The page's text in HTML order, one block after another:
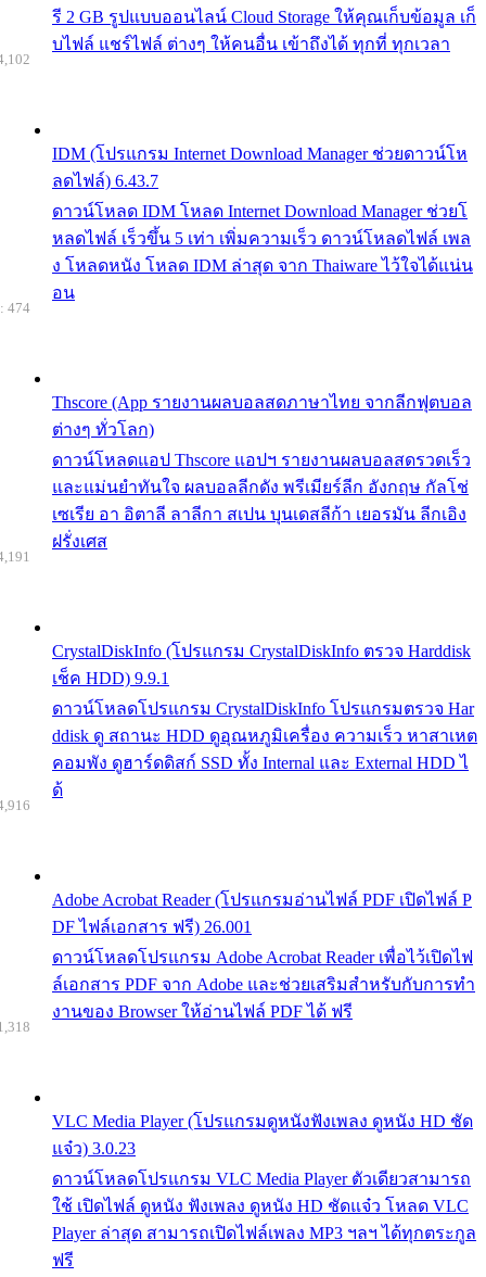
รี 2 GB รูปแบบออนไลน์ Cloud Storage ให้คุณเก็บข้อมูล เก็
บไฟล์ แชร์ไฟล์ ต่างๆ ให้คนอื่น เข้าถึงได้ ทุกที่ ทุกเวลา
IDM (โปรแกรม Internet Download Manager ช่วยดาวน์โห
ลดไฟล์) 6.43.7
ดาวน์โหลด IDM โหลด Internet Download Manager ช่วยโ
หลดไฟล์ เร็วขึ้น 5 เท่า เพิ่มความเร็ว ดาวน์โหลดไฟล์ เพล
ง โหลดหนัง โหลด IDM ล่าสุด จาก Thaiware ไว้ใจได้แน่น
อน
Thscore (App รายงานผลบอลสดภาษาไทย จากลีกฟุตบอล
ต่างๆ ทั่วโลก)
ดาวน์โหลดแอป Thscore แอปฯ รายงานผลบอลสดรวดเร็ว
และแม่นยำทันใจ ผลบอลลีกดัง พรีเมียร์ลีก อังกฤษ กัลโช่
เซเรีย อา อิตาลี ลาลีกา สเปน บุนเดสลีก้า เยอรมัน ลีกเอิง
ฝรั่งเศส
474
CrystalDiskInfo (โปรแกรม CrystalDiskInfo ตรวจ Harddisk
เช็ค HDD) 9.9.1
ดาวน์โหลดโปรแกรม CrystalDiskInfo โปรแกรมตรวจ Har
ddisk ดู สถานะ HDD ดูอุณหภูมิเครื่อง ความเร็ว หาสาเหต
คอมพัง ดูฮาร์ดดิสก์ SSD ทั้ง Internal และ External HDD ไ
ด้
Adobe Acrobat Reader (โปรแกรมอ่านไฟล์ PDF เปิดไฟล์ P
DF ไฟล์เอกสาร ฟรี) 26.001
ดาวน์โหลดโปรแกรม Adobe Acrobat Reader เพื่อไว้เปิดไฟ
ล์เอกสาร PDF จาก Adobe และช่วยเสริมสำหรับกับการทำ
งานของ Browser ให้อ่านไฟล์ PDF ได้ ฟรี
VLC Media Player (โปรแกรมดูหนังฟังเพลง ดูหนัง HD ชัด
แจ๋ว) 3.0.23
ดาวน์โหลดโปรแกรม VLC Media Player ตัวเดียวสามารถ
ใช้ เปิดไฟล์ ดูหนัง ฟังเพลง ดูหนัง HD ชัดแจ๋ว โหลด VLC
Player ล่าสุด สามารถเปิดไฟล์เพลง MP3 ฯลฯ ได้ทุกตระกูล
ฟรี